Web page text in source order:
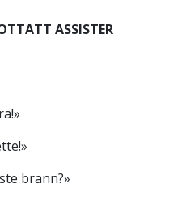
ASSISTER
brann?»